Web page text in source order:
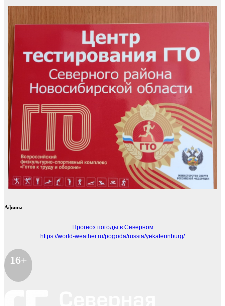
Афиша
Прогноз погоды в Северном
https://world-weather.ru/pogoda/russia/yekaterinburg/
16+